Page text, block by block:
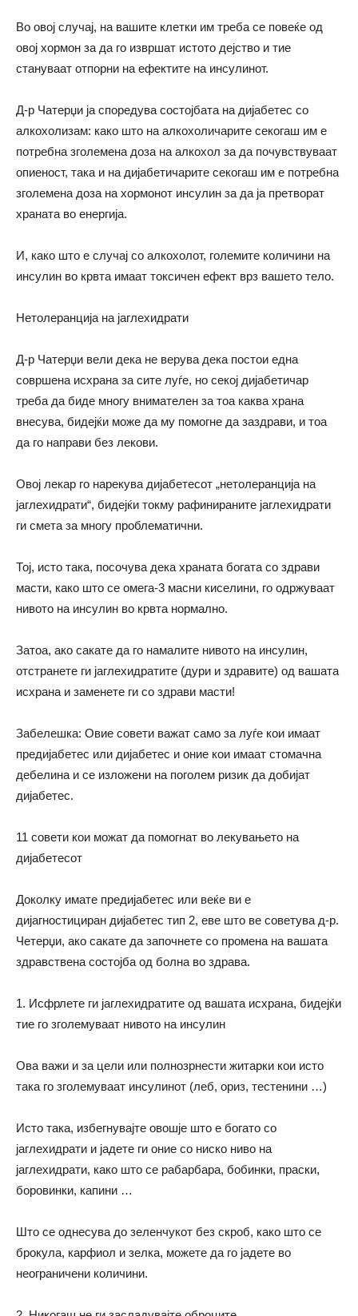
Во овој случај, на вашите клетки им треба се повеќе од
овој хормон за да го извршат истото дејство и тие
стануваат отпорни на ефектите на инсулинот.
Д-р Чатерџи ја споредува состојбата на дијабетес со
алкохолизам: како што на алкохоличарите секогаш им е
потребна зголемена доза на алкохол за да почувствуваат
опиеност, така и на дијабетичарите секогаш им е потребна
зголемена доза на хормонот инсулин за да ја претворат
храната во енергија.
И, како што е случај со алкохолот, големите количини на
инсулин во крвта имаат токсичен ефект врз вашето тело.
Нетолеранција на јаглехидрати
Д-р Чатерџи вели дека не верува дека постои една
совршена исхрана за сите луѓе, но секој дијабетичар
треба да биде многу внимателен за тоа каква храна
внесува, бидејќи може да му помогне да заздрави, и тоа
да го направи без лекови.
Овој лекар го нарекува дијабетесот „нетолеранција на
јаглехидрати“, бидејќи токму рафинираните јаглехидрати
ги смета за многу проблематични.
Тој, исто така, посочува дека храната богата со здрави
масти, како што се омега-3 масни киселини, го одржуваат
нивото на инсулин во крвта нормално.
Затоа, ако сакате да го намалите нивото на инсулин,
отстранете ги јаглехидратите (дури и здравите) од вашата
исхрана и заменете ги со здрави масти!
Забелешка: Овие совети важат само за луѓе кои имаат
предијабетес или дијабетес и оние кои имаат стомачна
дебелина и се изложени на поголем ризик да добијат
дијабетес.
11 совети кои можат да помогнат во лекувањето на
дијабетесот
Доколку имате предијабетес или веќе ви е
дијагностициран дијабетес тип 2, еве што ве советува д-р.
Четерџи, ако сакате да започнете со промена на вашата
здравствена состојба од болна во здрава.
1. Исфрлете ги јаглехидратите од вашата исхрана, бидејќи
тие го зголемуваат нивото на инсулин
Ова важи и за цели или полнозрнести житарки кои исто
така го зголемуваат инсулинот (леб, ориз, тестенини …)
Исто така, избегнувајте овошје што е богато со
јаглехидрати и јадете ги оние со ниско ниво на
јаглехидрати, како што се рабарбара, бобинки, праски,
боровинки, капини …
Што се однесува до зеленчукот без скроб, како што се
брокула, карфиол и зелка, можете да го јадете во
неограничени количини.